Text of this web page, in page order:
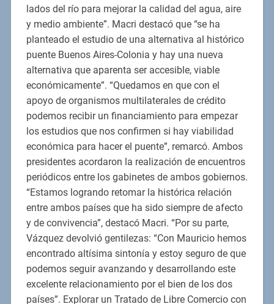
lados del río para mejorar la calidad del agua, aire
y medio ambiente”. Macri destacó que “se ha
planteado el estudio de una alternativa al histórico
puente Buenos Aires-Colonia y hay una nueva
alternativa que aparenta ser accesible, viable
económicamente”. “Quedamos en que con el
apoyo de organismos multilaterales de crédito
podemos recibir un financiamiento para empezar
los estudios que nos confirmen si hay viabilidad
económica para hacer el puente”, remarcó. Ambos
presidentes acordaron la realización de encuentros
periódicos entre los gabinetes de ambos gobiernos.
“Estamos logrando retomar la histórica relación
entre ambos países que ha sido siempre de afecto
y de convivencia”, destacó Macri. “Por su parte,
Vázquez devolvió gentilezas: “Con Mauricio hemos
encontrado altísima sintonía y estoy seguro de que
podemos seguir avanzando y desarrollando este
excelente relacionamiento por el bien de los dos
países”. Explorar un Tratado de Libre Comercio con